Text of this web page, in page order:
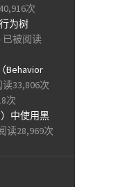
次
为树
已被阅读
Behavior
33,806次
次
中使用黑
读28,969次